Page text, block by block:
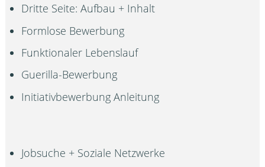
Dritte Seite: Aufbau + Inhalt
Formlose Bewerbung
Funktionaler Lebenslauf
Guerilla-Bewerbung
Initiativbewerbung Anleitung
Jobsuche + Soziale Netzwerke